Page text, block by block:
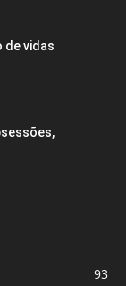
de vidas
93